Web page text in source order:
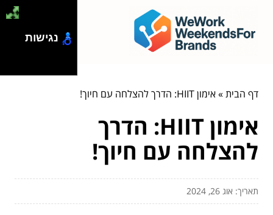
דף הבית»אימון HIIT: הדרך להצלחה עם חיוך!
אימון HIIT: הדרך
להצלחה עם חיוך!
תאריך: אוג 26, 2024
נגישות